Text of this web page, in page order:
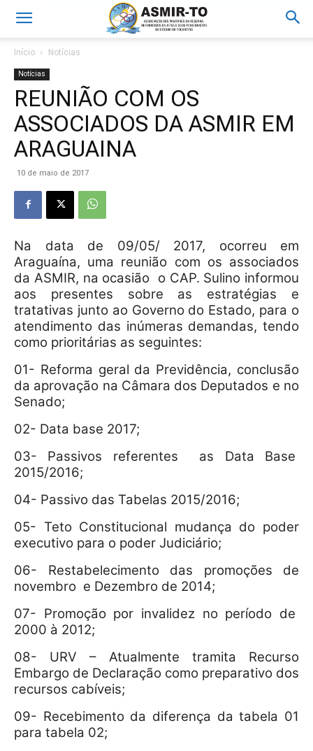
Início Notícias
Notícias
REUNIÃO COM OS
ASSOCIADOS DA ASMIR EM
ARAGUAINA
10 de maio de 2017
Na data de 09/05/ 2017, ocorreu em
Araguaína, uma reunião com os associados
da ASMIR, na ocasião o CAP. Sulino informou
aos presentes sobre as estratégias e
tratativas junto ao Governo do Estado, para o
atendimento das inúmeras demandas, tendo
como prioritárias as seguintes:
01- Reforma geral da Previdência, conclusão
da aprovação na Câmara dos Deputados e no
Senado;
02- Data base 2017;
03- Passivos referentes as Data Base
2015/2016;
04- Passivo das Tabelas 2015/2016;
05- Teto Constitucional mudança do poder
executivo para o poder Judiciário;
06- Restabelecimento das promoções de
novembro e Dezembro de 2014;
07- Promoção por invalidez no período de
2000 à 2012;
08- URV – Atualmente tramita Recurso
Embargo de Declaração como preparativo dos
recursos cabíveis;
09- Recebimento da diferença da tabela 01
para tabela 02;